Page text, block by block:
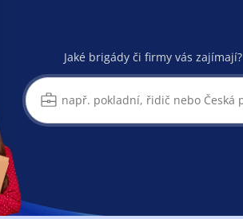
Jaké brigády či firmy vás zajímají?